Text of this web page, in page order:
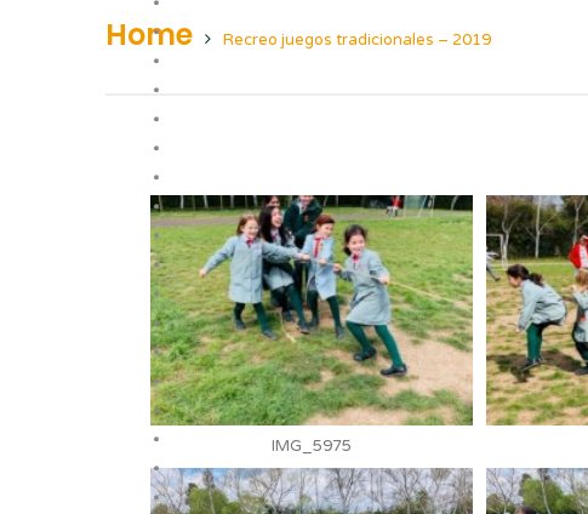
Home Recreo juegos tradicionales – 2019
IMG_5975